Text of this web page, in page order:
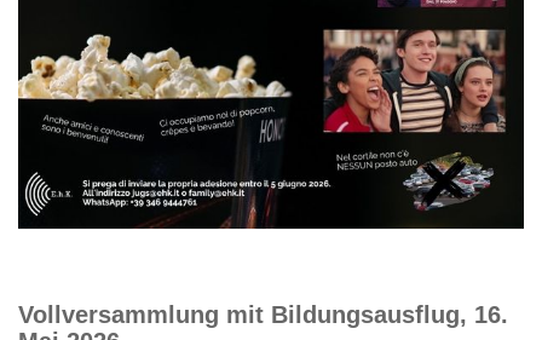
Vollversammlung mit Bildungsausflug, 16.